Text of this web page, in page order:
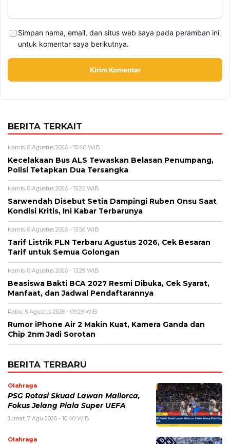
Simpan nama, email, dan situs web saya pada peramban ini
untuk komentar saya berikutnya.
BERITA TERKAIT
Kamis, 6 Agustus 2026 - 15:46 WIB
Kecelakaan Bus ALS Tewaskan Belasan Penumpang,
Polisi Tetapkan Dua Tersangka
Kamis, 6 Agustus 2026 - 15:25 WIB
Sarwendah Disebut Setia Dampingi Ruben Onsu Saat
Kondisi Kritis, Ini Kabar Terbarunya
Kamis, 6 Agustus 2026 - 13:50 WIB
Tarif Listrik PLN Terbaru Agustus 2026, Cek Besaran
Tarif untuk Semua Golongan
Kamis, 6 Agustus 2026 - 13:29 WIB
Beasiswa Bakti BCA 2027 Resmi Dibuka, Cek Syarat,
Manfaat, dan Jadwal Pendaftarannya
Rabu, 5 Agustus 2026 - 09:29 WIB
Rumor iPhone Air 2 Makin Kuat, Kamera Ganda dan
Chip 2nm Jadi Sorotan
BERITA TERBARU
Olahraga
PSG Rotasi Skuad Lawan Mallorca,
Fokus Jelang Piala Super UEFA
Jumat, 7 Agu 2026 - 10:40 WIB
Olahraga